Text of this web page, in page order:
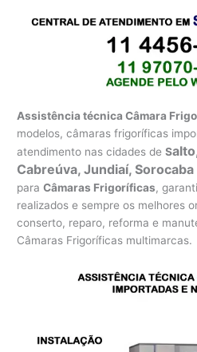
Assistência técnica Câmara
modelos, câmaras frigoríficas
atendimento nas cidades deS
Cabreúva, Jundiaí, Sorocaba
paraCâmaras Frigoríficas,
realizados e sempre os melhores
conserto, reparo, reforma e
Câmaras Frigoríficas multimarcas.